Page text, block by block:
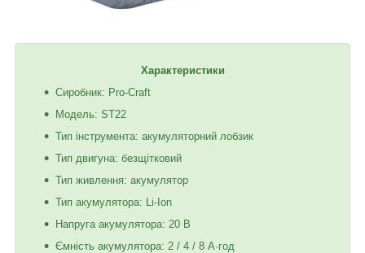
Характеристики
Сиробник: Pro-Craft
Модель: ST22
Тип інструмента: акумуляторний лобзик
Тип двигуна: безщітковий
Тип живлення: акумулятор
Тип акумулятора: Li-Ion
Напруга акумулятора: 20 В
Ємність акумулятора: 2 / 4 / 8 А·год